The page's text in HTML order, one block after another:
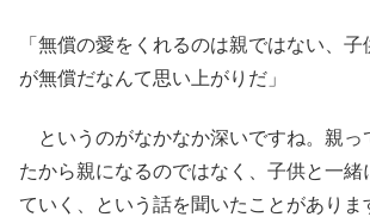
「無償の愛をくれるのは親ではない、
が無償だなんて思い上がりだ」
というのがなかなか深いですね。親っ
たから親になるのではなく、子供と一緒
ていく、という話を聞いたことがありま